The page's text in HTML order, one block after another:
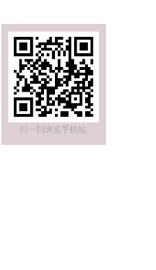
扫一扫浏览手机站